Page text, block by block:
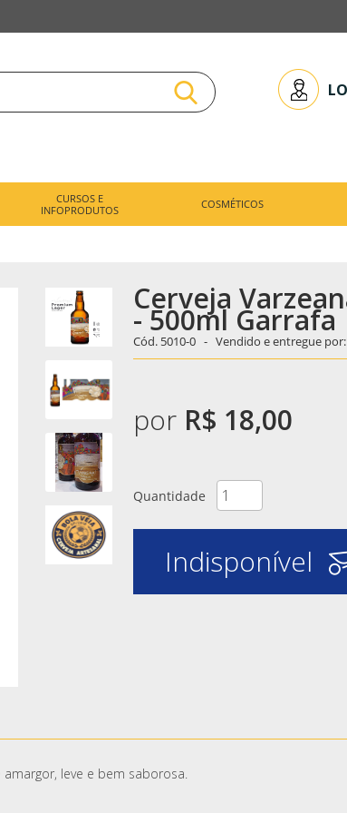
CURSOS E
INFOPRODUTOS
COSMÉTICOS
Cerveja
- 500ml Garrafa
Cód. 5010-0 - Vendido e entregue por:
por R$ 18,00
Quantidade
Indisponível
amargor, leve e bem saborosa.